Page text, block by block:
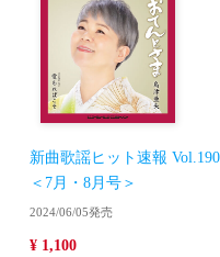
新曲歌謡ヒット速報
＜7月・8月号＞
2024/06/05発売
¥ 1,100